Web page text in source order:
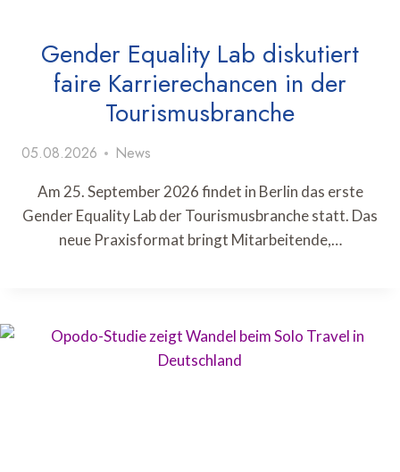
Gender Equality Lab diskutiert
faire Karrierechancen in der
Tourismusbranche
05.08.2026 News
Am 25. September 2026 findet in Berlin das erste
Gender Equality Lab der Tourismusbranche statt. Das
neue Praxisformat bringt Mitarbeitende,…